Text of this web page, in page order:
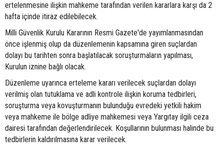
ertelenmesine ilişkin mahkeme tarafından verilen kararlara karşı da 2
hafta içinde itiraz edilebilecek.
Milli Güvenlik Kurulu Kararının Resmi Gazete'de yayımlanmasından
önce işlenmiş olup da düzenlemenin kapsamına giren suçlardan
dolayı bu tarihten sonra başlatılacak soruşturmaların yapılması,
Kurulun iznine bağlı olacak.
Düzenleme uyarınca erteleme kararı verilecek suçlardan dolayı
verilmiş olan tutuklama ve adli kontrole ilişkin koruma tedbirleri,
soruşturma veya kovuşturmanın bulunduğu evredeki yetkili hakim
veya mahkeme ile bölge adliye mahkemesi veya Yargıtay ilgili ceza
dairesi tarafından değerlendirilecek. Koşullarının bulunması halinde bu
tedbirlerin kaldırılmasına karar verilecek.